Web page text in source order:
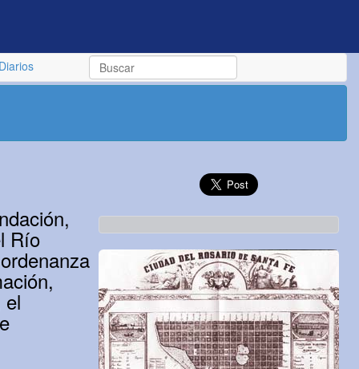
Diarios
Río
el